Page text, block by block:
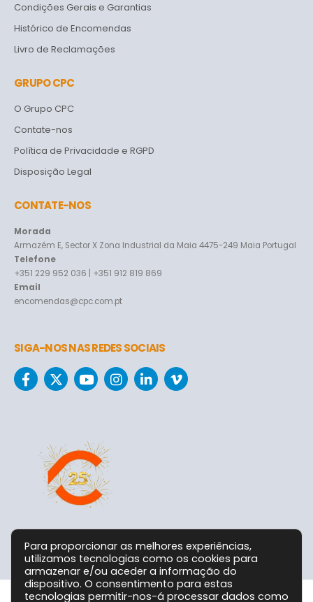
Condições Gerais e Garantias
Histórico de Encomendas
Livro de Reclamações
GRUPO CPC
O Grupo CPC
Contate-nos
Política de Privacidade e RGPD
Disposição Legal
CONTATE-NOS
Morada
Armazém E, Sector X Zona Industrial da Maia 4475-249 Maia Portugal
Telefone
+351 229 952 036 | +351 912 819 869
Email
encomendas@cpc.com.pt
SIGA-NOS NAS REDES SOCIAIS
Para proporcionar as melhores experiências,
utilizamos tecnologias como os cookies para
armazenar e/ou aceder a informação do
dispositivo. O consentimento para estas
tecnologias permitir-nos-á processar dados como